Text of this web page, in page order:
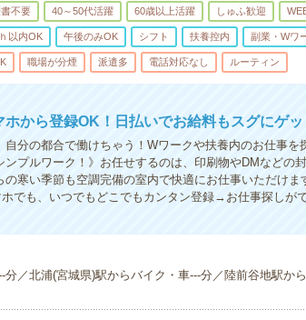
不要 40～50代活躍 60歳以上活躍 しゅふ歓迎
以内OK 午後のみOK シフト 扶養控内 副業・Wワ
職場が分煙 派遣多 電話対応なし ルーティン
から登録OK！日払いでお給料もスグにゲッ
自分の都合で働けちゃう！Wワークや扶養内のお仕事を
プルワーク！》お任せするのは、印刷物やDMなどの
寒い季節も空調完備の室内で快適にお仕事いただけま
でも、いつでもどこでもカンタン登録→お仕事探しが
分／北浦(宮城県)駅からバイク・車---分／陸前谷地駅か